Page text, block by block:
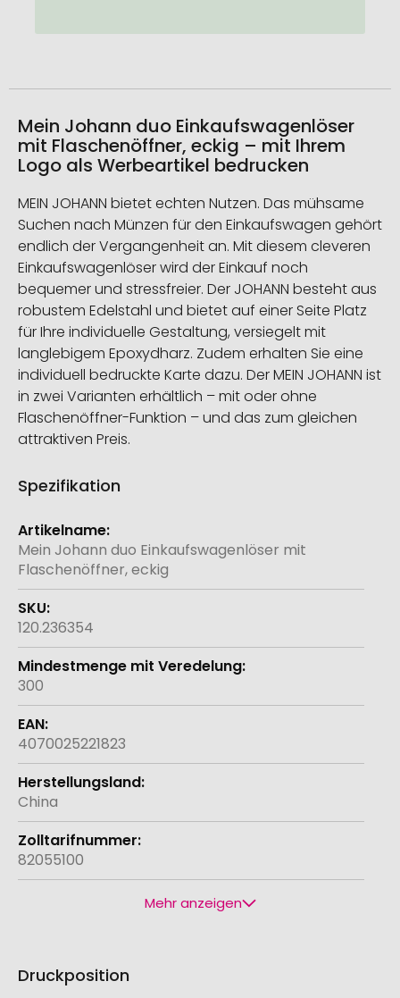
Mein Johann duo Einkaufswagenlöser
mit Flaschenöffner, eckig – mit Ihrem
Logo als Werbeartikel bedrucken
MEIN JOHANN bietet echten Nutzen. Das mühsame
Suchen nach Münzen für den Einkaufswagen gehört
endlich der Vergangenheit an. Mit diesem cleveren
Einkaufswagenlöser wird der Einkauf noch
bequemer und stressfreier. Der JOHANN besteht aus
robustem Edelstahl und bietet auf einer Seite Platz
für Ihre individuelle Gestaltung, versiegelt mit
langlebigem Epoxydharz. Zudem erhalten Sie eine
individuell bedruckte Karte dazu. Der MEIN JOHANN ist
in zwei Varianten erhältlich – mit oder ohne
Flaschenöffner-Funktion – und das zum gleichen
attraktiven Preis.
Spezifikation
Weitere
Informationen
Mein Johann duo Einkaufswagenlöser mit
Flaschenöffner, eckig
120.236354
300
4070025221823
China
82055100
Mehr anzeigen
Druckposition